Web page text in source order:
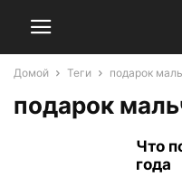
Домой Теги подарок
подарок
Что
года